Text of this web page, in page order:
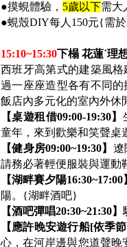
●摸蜆體驗， 5歲以下需大
●蜆殼DIY每人150元{需
15:10~15:30下榻 花蓮˙理
西班牙高第式的建築風
過一座座造型各有不同
飯店內多元化的室內外休
【桌遊租借09:00-19:30】
童年，來到歡樂和笑聲
【健身房09:00~19:30】 遼
請務必著輕便服裝與運
【湖畔賽夕陽16:30~17:00
陽。{湖畔酒吧}
【酒吧彈唱20:30~21:30】
【應許晚安遊行船[依季
心，在河岸邊與您道聲晚